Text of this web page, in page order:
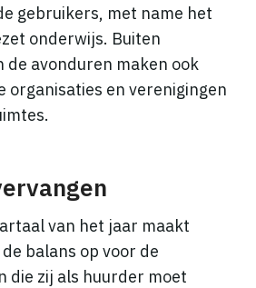
gebruikers, met name het
onderwijs. Buiten
de avonduren maken ook
organisaties en verenigingen
van het jaar maakt
balans op voor de
die zij als huurder moet